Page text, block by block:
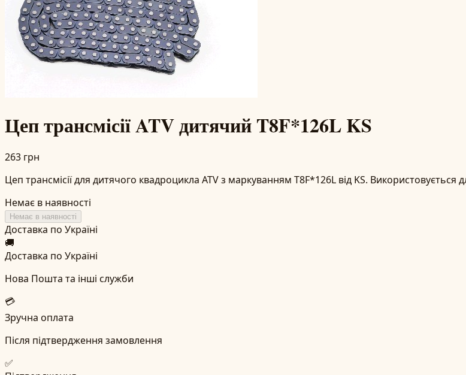
Цеп трансмісії ATV дитячий T8F*126L KS
263 грн
Цеп трансмісії для дитячого квадроцикла ATV з маркуванням T8F*126L від KS. Використовується
Немає в наявності
Немає в наявності
Доставка по Україні
🚚
Доставка по Україні
Нова Пошта та інші служби
💳
Зручна оплата
Після підтвердження замовлення
✅